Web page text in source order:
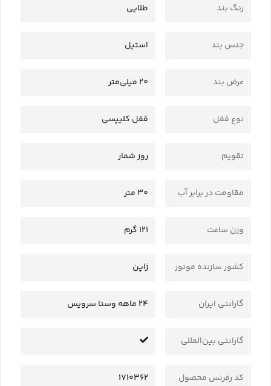
رنگ بند طلایی
جنس بند استیل
عرض بند 20 میلی‌متر
نوع قفل قفل کلیپسی
تقویم روز شمار
مقاومت در برابر آب 30 متر
وزن ساعت 121 گرم
کشور سازنده موتور ژاپن
گارانتی ایران 24 ماهه وستا سرویس
گارانتی بین‌المللی
کد رفرنس محصول 1710362